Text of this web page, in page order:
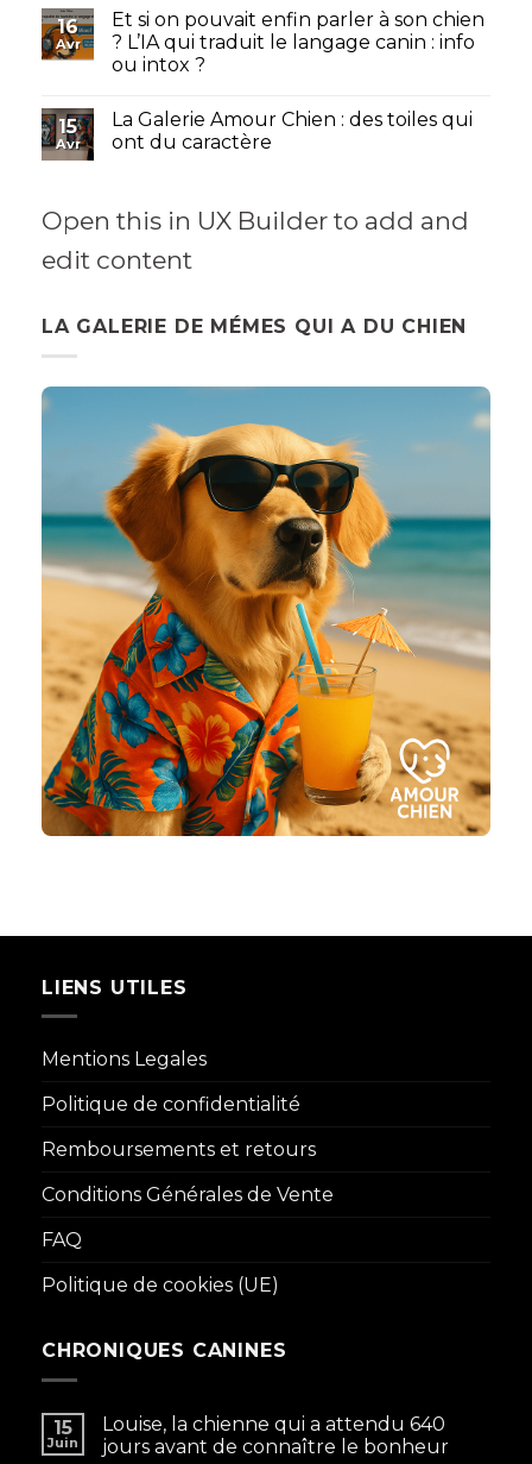
TATTOO
Amour
Chien
les
encrés
truffes
sacrées
16
Avr
Et si on pouvait enfin parler à son chien
? L’IA qui traduit le langage canin : info
ou intox ?
15
Avr
La Galerie Amour Chien : des toiles qui
ont du caractère
Open this in UX Builder to add and
edit content
LA GALERIE DE MÉMES QUI A DU CHIEN
LIENS UTILES
Mentions Legales
Politique de confidentialité
Remboursements et retours
Conditions Générales de Vente
FAQ
Politique de cookies (UE)
CHRONIQUES CANINES
15
Juin
Louise, la chienne qui a attendu 640
jours avant de connaître le bonheur